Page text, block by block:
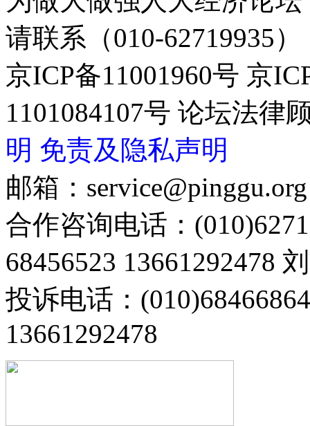
请联系（010-62719935）
京ICP备11001960号 京
1101084107号 论坛法律
明 免责及隐私声明
邮箱：service@pinggu.org
合作咨询电话：
68456523 13661292478
投诉电话：
13661292478